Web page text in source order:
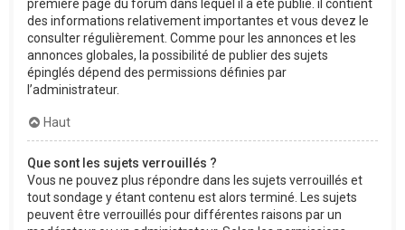
première page du forum dans lequel il a été publié. il contient
des informations relativement importantes et vous devez le
consulter régulièrement. Comme pour les annonces et les
annonces globales, la possibilité de publier des sujets
épinglés dépend des permissions définies par
l’administrateur.
Haut
Que sont les sujets verrouillés ?
Vous ne pouvez plus répondre dans les sujets verrouillés et
tout sondage y étant contenu est alors terminé. Les sujets
peuvent être verrouillés pour différentes raisons par un